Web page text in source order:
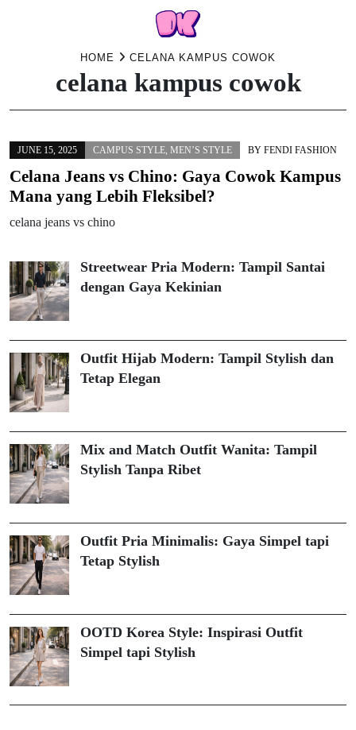
HOME CELANA KAMPUS COWOK
celana kampus cowok
JUNE 15, 2025 CAMPUS STYLE, MEN’S STYLE BY FENDI FASHION
Celana Jeans vs Chino: Gaya Cowok Kampus
Mana yang Lebih Fleksibel?
celana jeans vs chino
Streetwear Pria Modern: Tampil Santai
dengan Gaya Kekinian
Outfit Hijab Modern: Tampil Stylish dan
Tetap Elegan
Mix and Match Outfit Wanita: Tampil
Stylish Tanpa Ribet
Outfit Pria Minimalis: Gaya Simpel tapi
Tetap Stylish
OOTD Korea Style: Inspirasi Outfit
Simpel tapi Stylish